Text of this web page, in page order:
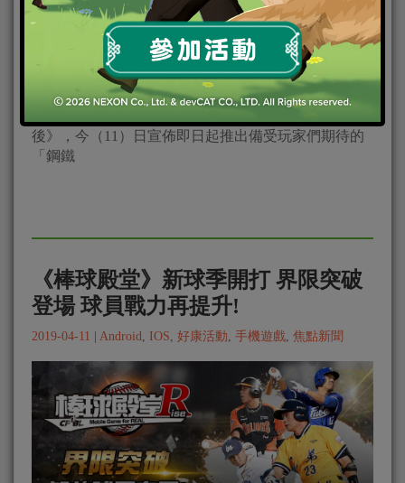
後》，今（11）日宣佈即日起推出備受玩家們期待的
「鋼鐵
《棒球殿堂》新球季開打 界限突破
登場 球員戰力再提升!
2019-04-11 Android, IOS, 好康活動, 手機遊戲, 焦點新聞